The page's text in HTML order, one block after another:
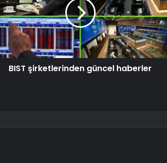
BIST şirketlerinden güncel haberler